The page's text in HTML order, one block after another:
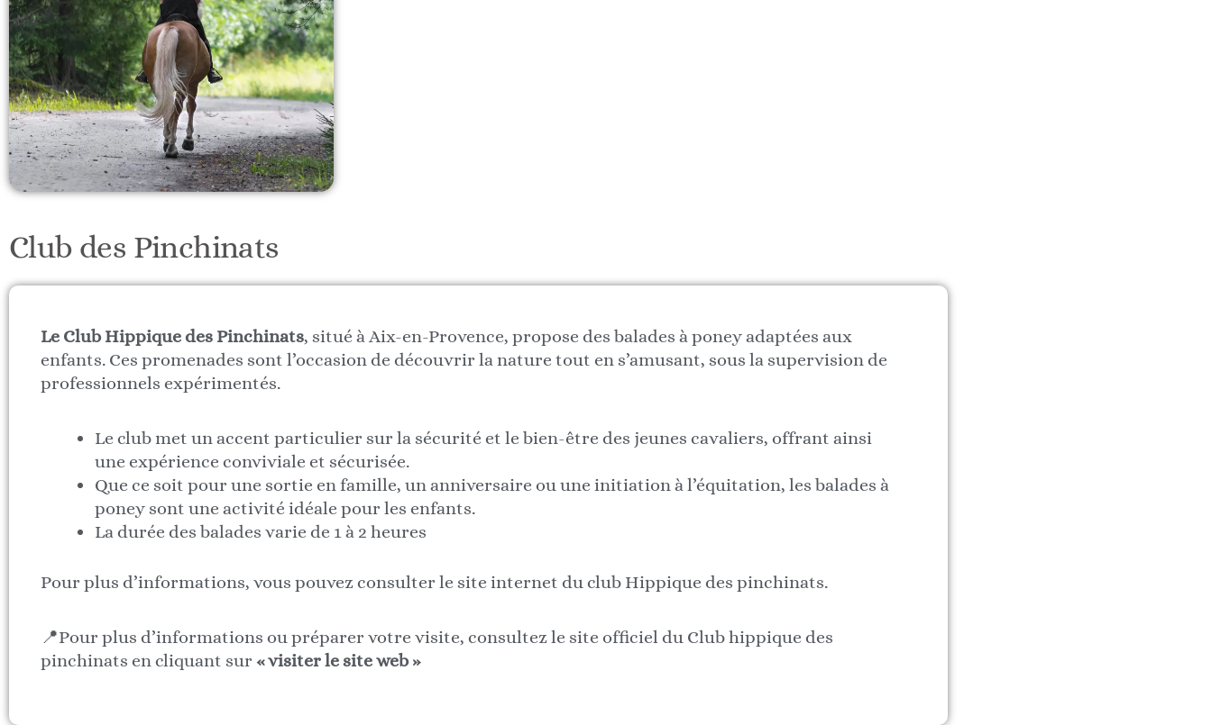
Club des Pinchinats
Le Club Hippique des Pinchinats, situé à Aix-en-Provence, propose des balades à poney adaptées aux
enfants. Ces promenades sont l’occasion de découvrir la nature tout en s’amusant, sous la supervision de
professionnels expérimentés.
Le club met un accent particulier sur la sécurité et le bien-être des jeunes cavaliers, offrant ainsi
une expérience conviviale et sécurisée.
Que ce soit pour une sortie en famille, un anniversaire ou une initiation à l’équitation, les balades à
poney sont une activité idéale pour les enfants.
La durée des balades varie de 1 à 2 heures
Pour plus d’informations, vous pouvez consulter le site internet du club Hippique des pinchinats.
📍Pour plus d’informations ou préparer votre visite, consultez le site officiel du Club hippique des
pinchinats en cliquant sur« visiter le site web »